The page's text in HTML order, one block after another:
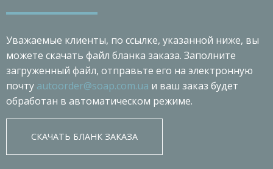
Уважаемые клиенты, по ссылке, указанной ниже, вы
можете скачать файл бланка заказа. Заполните
загруженный файл, отправьте его на электронную
почту autoorder@soap.com.ua и ваш заказ будет
обработан в автоматическом режиме.
СКАЧАТЬ БЛАНК ЗАКАЗА